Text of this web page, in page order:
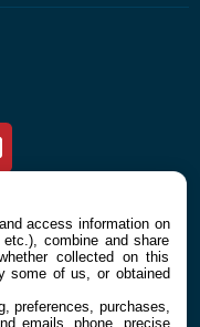
Newsletter
access information on
combine and share
collected on this
some of us, or obtained
preferences, purchases,
emails, phone, precise